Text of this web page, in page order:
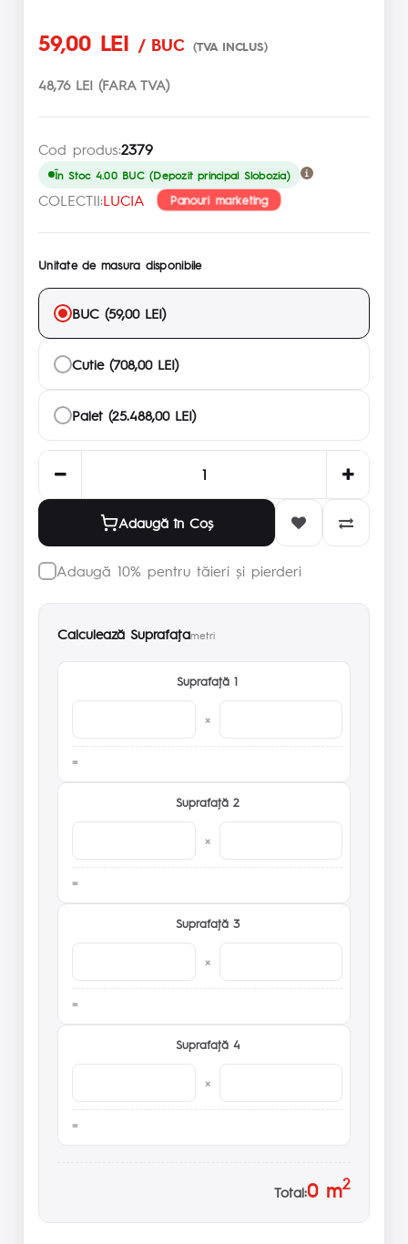
59,00 LEI / BUC (TVA INCLUS)
48,76 LEI (FARA TVA)
Cod produs:2379
În Stoc 4.00 BUC (Depozit principal Slobozia)
COLECTII:LUCIA Panouri marketing
Unitate de masura disponibile
BUC (59,00 LEI)
Cutie (708,00 LEI)
Palet (25.488,00 LEI)
Adaugă în Coş
Adaugă 10% pentru tăieri și pierderi
Calculează Suprafaţametri
Suprafaţă 1
×
Suprafaţă 2
×
Suprafaţă 3
×
Suprafaţă 4
×
Total:0m2